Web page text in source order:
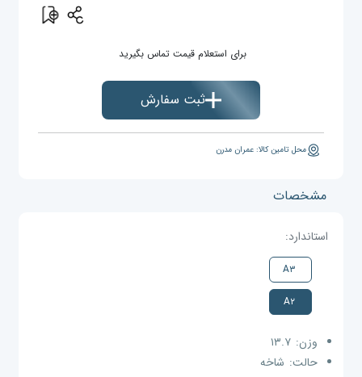
برای استعلام قیمت تماس بگیرید
ثبت سفارش
محل تامین کالا: عمران مدرن
مشخصات
استاندارد:
A۳
A۲
وزن: ۱۳.۷
حالت: شاخه